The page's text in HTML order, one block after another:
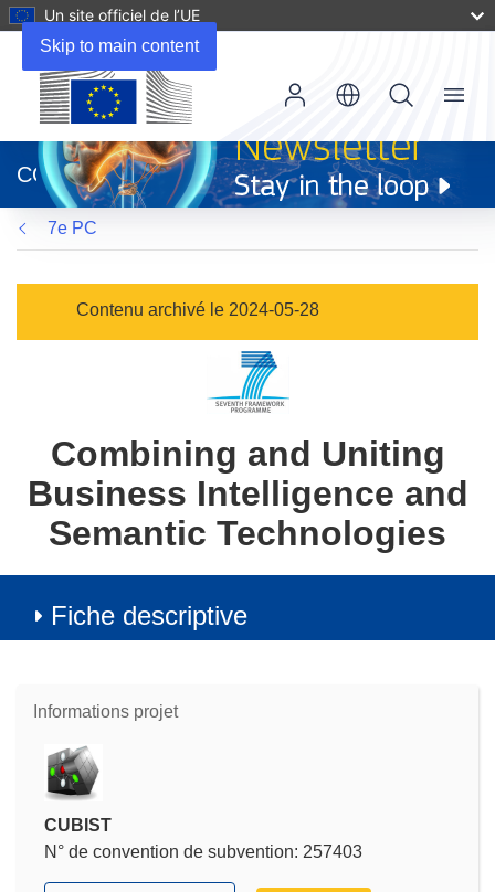
Skip to main content
Un site officiel de l’UE
dans
une
nouvelle
fenêtre)
CORDIS
Menu
7e PC
Contenu archivé le 2024-05-28
Combining and Uniting
Business Intelligence and
Semantic Technologies
Fiche descriptive
Informations projet
CUBIST
N° de convention de subvention: 257403